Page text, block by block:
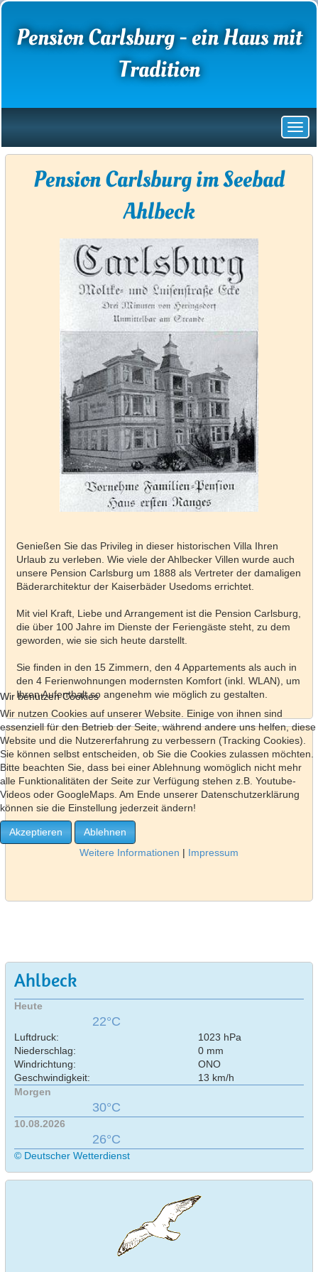
Pension Carlsburg - ein Haus mit
Tradition
Pension Carlsburg im Seebad
Ahlbeck
Genießen Sie das Privileg in dieser historischen Villa Ihren
Urlaub zu verleben. Wie viele der Ahlbecker Villen wurde auch
unsere Pension Carlsburg um 1888 als Vertreter der damaligen
Bäderarchitektur der Kaiserbäder Usedoms errichtet.
Mit viel Kraft, Liebe und Arrangement ist die Pension Carlsburg,
die über 100 Jahre im Dienste der Feriengäste steht, zu dem
geworden, wie sie sich heute darstellt.
Sie finden in den 15 Zimmern, den 4 Appartements als auch in
den 4 Ferienwohnungen modernsten Komfort (inkl. WLAN), um
Ihren Aufenthalt so angenehm wie möglich zu gestalten.
Ahlbeck
Heute
22°C
Luftdruck:
1023 hPa
Niederschlag:
0 mm
Windrichtung:
ONO
Geschwindigkeit:
13 km/h
Morgen
30°C
10.08.2026
26°C
© Deutscher Wetterdienst
Wir benutzen Cookies
Wir nutzen Cookies auf unserer Website. Einige von ihnen sind
essenziell für den Betrieb der Seite, während andere uns helfen, diese
Website und die Nutzererfahrung zu verbessern (Tracking Cookies).
Sie können selbst entscheiden, ob Sie die Cookies zulassen möchten.
Bitte beachten Sie, dass bei einer Ablehnung womöglich nicht mehr
alle Funktionalitäten der Seite zur Verfügung stehen z.B. Youtube-
Videos oder GoogleMaps. Am Ende unserer Datenschutzerklärung
können sie die Einstellung jederzeit ändern!
Akzeptieren
Ablehnen
Weitere Informationen | Impressum